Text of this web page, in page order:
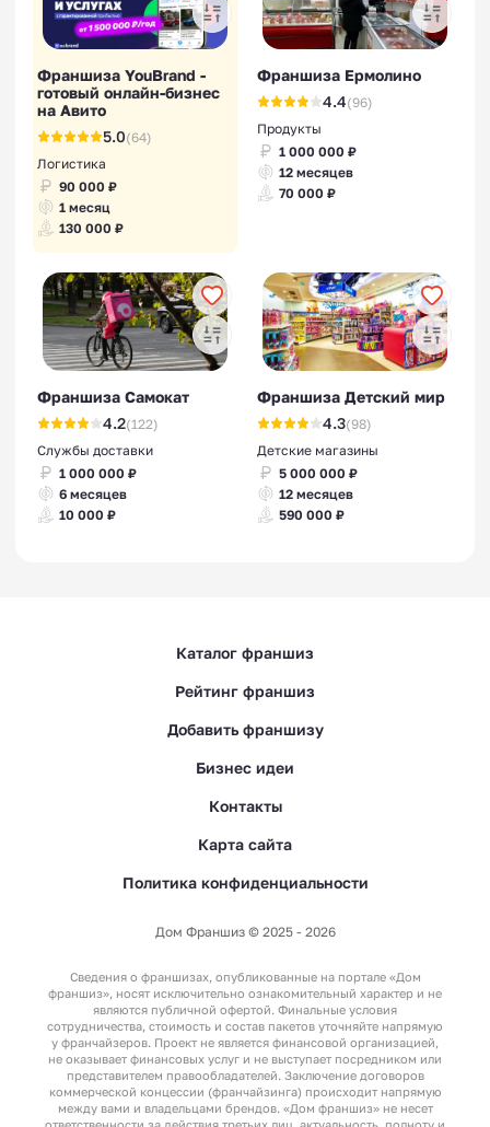
Франшиза YouBrand -
готовый онлайн-бизнес
на Авито
5.0(64)
Логистика
90 000 ₽
1 месяц
130 000 ₽
Франшиза Ермолино
4.4(96)
Продукты
1 000 000 ₽
12 месяцев
70 000 ₽
Франшиза Самокат
4.2(122)
Службы доставки
1 000 000 ₽
6 месяцев
10 000 ₽
Франшиза Детский мир
4.3(98)
Детские магазины
5 000 000 ₽
12 месяцев
590 000 ₽
Каталог франшиз
Рейтинг франшиз
Добавить франшизу
Бизнес идеи
Контакты
Карта сайта
Политика конфиденциальности
Дом Франшиз © 2025 - 2026